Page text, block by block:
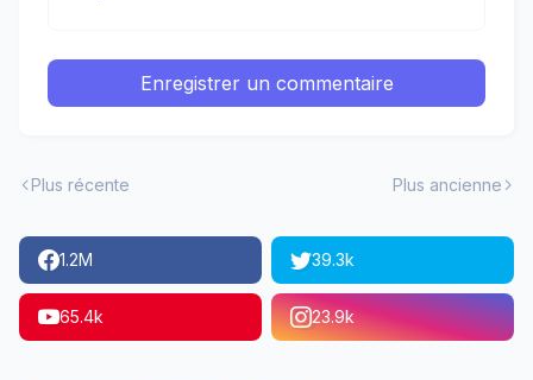
Enregistrer un commentaire
Plus récente Plus ancienne
1.2M 39.3k
65.4k 23.9k